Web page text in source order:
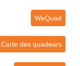
WeQuad
Carte des quadeurs